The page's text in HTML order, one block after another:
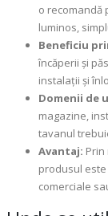
o recomandă
luminos,
Beneficiu
încăperii și
instalații și
Domenii de
magazine,
tavanul
Avantaj:
produsul
comerciale